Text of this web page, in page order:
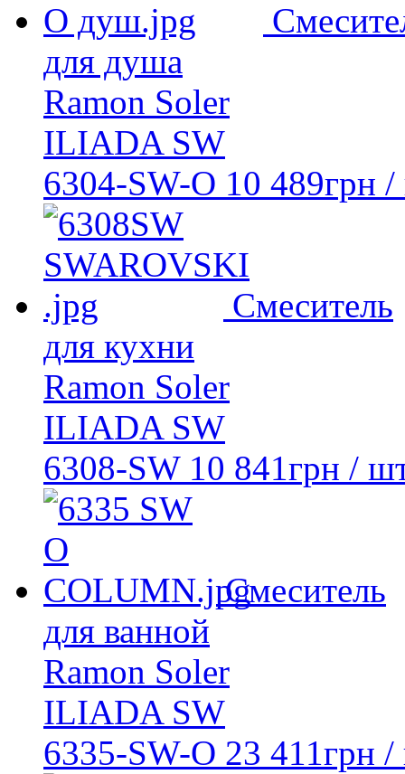
для душа
Ramon Soler
ILIADA SW
6304-SW-O 10 489грн /
Смеситель
для кухни
Ramon Soler
ILIADA SW
6308-SW 10 841грн /
Смеситель
для ванной
Ramon Soler
ILIADA SW
6335-SW-O 23 411грн /